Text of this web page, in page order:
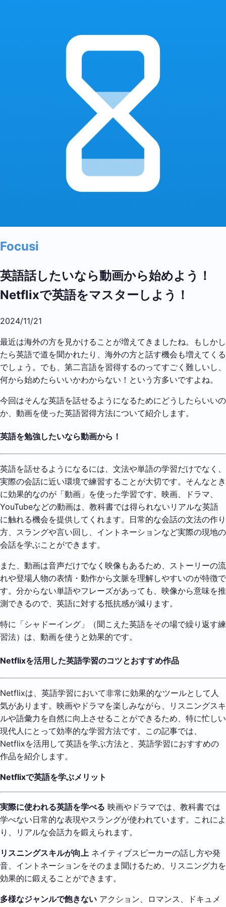
Focusi
英語話したいなら動画から始めよう！
Netflixで英語をマスターしよう！
2024/11/21
最近は海外の方を見かけることが増えてきましたね。もしかし
たら英語で道を聞かれたり、海外の方と話す機会も増えてくる
でしょう。でも、第二言語を習得するのってすごく難しいし、
何から始めたらいいかわからない！という方多いですよね。
今回はそんな英語を話せるようになるためにどうしたらいいの
か、動画を使った英語習得方法について紹介します。
英語を勉強したいなら動画から！
英語を話せるようになるには、文法や単語の学習だけでなく、
実際の会話に近い環境で練習することが大切です。そんなとき
に効果的なのが「動画」を使った学習です。映画、ドラマ、
YouTubeなどの動画は、教科書では得られないリアルな英語
に触れる機会を提供してくれます。日常的な会話の文法の作り
方、スラングや言い回し、イントネーションなど実際の現地の
会話を学ぶことができます。
また、動画は音声だけでなく映像もあるため、ストーリーの流
れや登場人物の表情・動作から文脈を理解しやすいのが特徴で
す。分からない単語やフレーズがあっても、映像から意味を推
測できるので、英語に対する抵抗感が減ります。
特に「シャドーイング」（聞こえた英語をその場で繰り返す練
習法）は、動画を使うと効果的です。
Netflixを活用した英語学習のコツとおすすめ作品
Netflixは、英語学習において非常に効果的なツールとして人
気があります。映画やドラマを楽しみながら、リスニングスキ
ルや語彙力を自然に向上させることができるため、特に忙しい
現代人にとって効率的な学習方法です。この記事では、
Netflixを活用して英語を学ぶ方法と、英語学習におすすめの
作品を紹介します。
Netflixで英語を学ぶメリット
実際に使われる英語を学べる 映画やドラマでは、教科書では
学べない日常的な表現やスラングが使われています。これによ
り、リアルな会話力を鍛えられます。
リスニングスキルが向上 ネイティブスピーカーの話し方や発
音、イントネーションをそのまま聞けるため、リスニング力を
効果的に鍛えることができます。
多様なジャンルで飽きない アクション、ロマンス、ドキュメ